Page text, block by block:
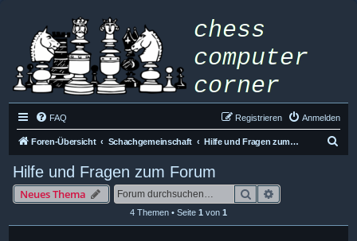
FAQ Anmelden
Registrieren
Foren-Übersicht Schachgemeinschaft Hilfe und Fragen zum Forum
Hilfe und Fragen zum Forum
Neues Thema Suche
4 Themen • Seite 1 von 1